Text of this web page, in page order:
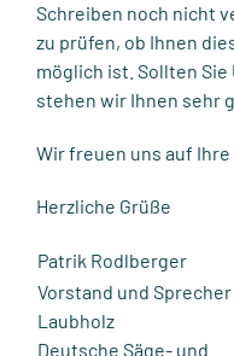
Schreiben noch nicht
zu prüfen, ob Ihnen
möglich ist. Sollten
stehen wir Ihnen sehr
Wir freuen uns auf Ihre
Herzliche Grüße
Patrik Rodlberger
Vorstand und Sprecher
Laubholz
Deutsche Säge- und